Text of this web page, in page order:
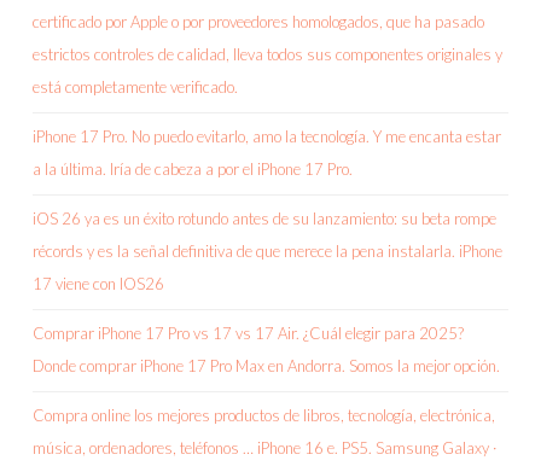
certificado por Apple o por proveedores homologados, que ha pasado
estrictos controles de calidad, lleva todos sus componentes originales y
está completamente verificado.
iPhone 17 Pro. No puedo evitarlo, amo la tecnología. Y me encanta estar
a la última. Iría de cabeza a por el iPhone 17 Pro.
iOS 26 ya es un éxito rotundo antes de su lanzamiento: su beta rompe
récords y es la señal definitiva de que merece la pena instalarla. iPhone
17 viene con IOS26
Comprar iPhone 17 Pro vs 17 vs 17 Air. ¿Cuál elegir para 2025?
Donde comprar iPhone 17 Pro Max en Andorra. Somos la mejor opción.
Compra online los mejores productos de libros, tecnología, electrónica,
música, ordenadores, teléfonos … iPhone 16 e. PS5. Samsung Galaxy ·